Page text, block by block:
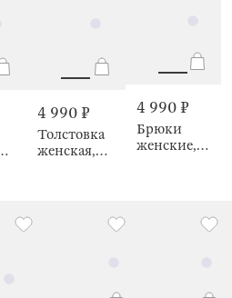
4 990 ₽
Толстовка
женская,
4 990 ₽
Брюки
женские,